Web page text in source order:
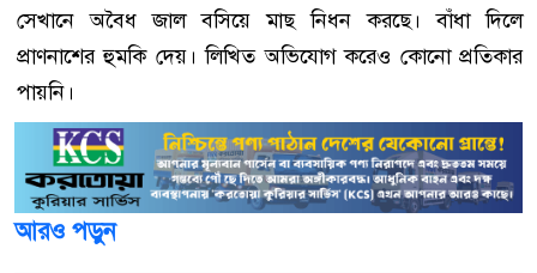
সেখানে অবৈধ জাল বসিয়ে মাছ নিধন করছে। বাঁধা দিলে
প্রাণনাশের হুমকি দেয়। লিখিত অভিযোগ করেও কোনো প্রতিকার
পায়নি।
আরও পড়ুন